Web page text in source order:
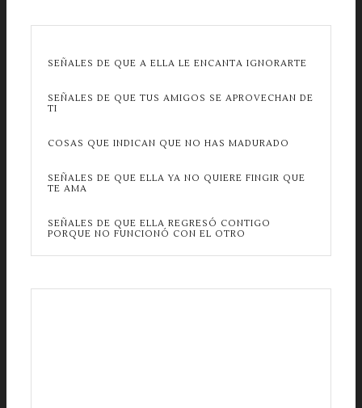
SEÑALES DE QUE A ELLA LE ENCANTA IGNORARTE
SEÑALES DE QUE TUS AMIGOS SE APROVECHAN DE
TI
COSAS QUE INDICAN QUE NO HAS MADURADO
SEÑALES DE QUE ELLA YA NO QUIERE FINGIR QUE
TE AMA
SEÑALES DE QUE ELLA REGRESÓ CONTIGO
PORQUE NO FUNCIONÓ CON EL OTRO